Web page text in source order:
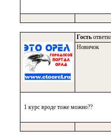
Гость
Новичок
1 курс вроде тоже можно??